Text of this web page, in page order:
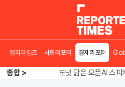
정치타임즈 사회리포터 경제리포터
종합 >
송영길 인천서 반전
도넛 닮은 오픈AI 스피
아파트 방에서 들린